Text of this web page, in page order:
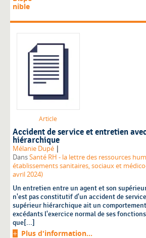
nible
Article
Accident de service et entretien
hiérarchique
Mélanie Dupé |
DansSanté RH - la lettre des ressources
établissements sanitaires, sociaux et
avril 2024)
Un entretien entre un agent et son
n'est pas constitutif d'un accident de
supérieur hiérarchique ait un comportement
excédants l'exercice normal de ses
que[...]
Plus d'information...